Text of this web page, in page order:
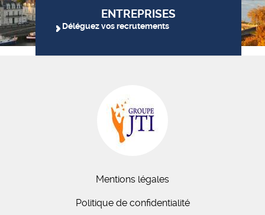
ENTREPRISES
Déléguez vos recrutements
Mentions légales
Politique de confidentialité